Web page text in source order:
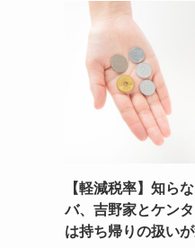
【軽減税率】知ら
バ、吉野家とケン
は持ち帰りの扱いが